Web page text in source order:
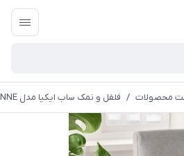
محصولات / فلفل و نمک ساب ایکیا مدل BARNASINNE